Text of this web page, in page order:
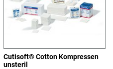
Cutisoft® Cotton Kompressen
unsteril